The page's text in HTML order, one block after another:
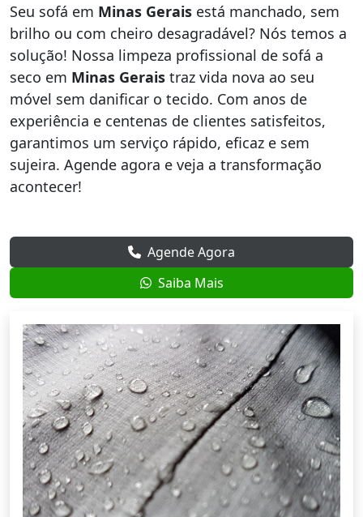
Seu sofá em Minas Gerais está manchado, sem
brilho ou com cheiro desagradável? Nós temos a
solução! Nossa limpeza profissional de sofá a
seco em Minas Gerais traz vida nova ao seu
móvel sem danificar o tecido. Com anos de
experiência e centenas de clientes satisfeitos,
garantimos um serviço rápido, eficaz e sem
sujeira. Agende agora e veja a transformação
acontecer!
Agende Agora
Saiba Mais